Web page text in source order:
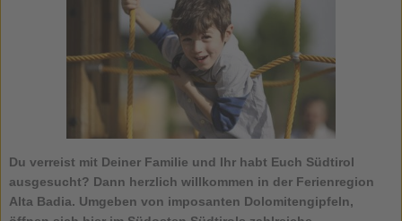
Du verreist mit Deiner Familie und Ihr habt Euch Südtirol
ausgesucht? Dann herzlich willkommen in der Ferienregion
Alta Badia. Umgeben von imposanten Dolomitengipfeln,